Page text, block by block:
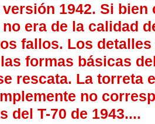
1942. Si bien
era de la calidad
fallos. Los
formas básicas
rescata. La torreta
no
del T-70 de 1943....